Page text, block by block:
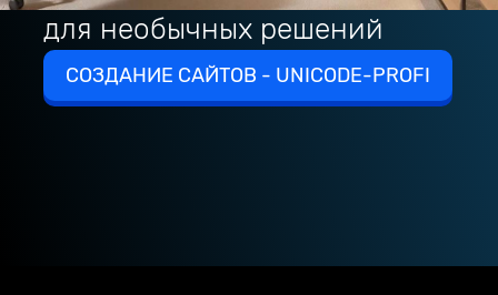
для необычных решений
СОЗДАНИЕ САЙТОВ - UNICODE-PROFI